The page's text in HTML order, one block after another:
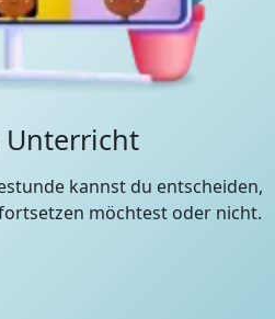
Unterricht
kannst du entscheiden,
möchtest oder nicht.